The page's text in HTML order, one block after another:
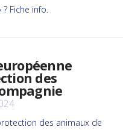
Fiche info.
des
des animaux de